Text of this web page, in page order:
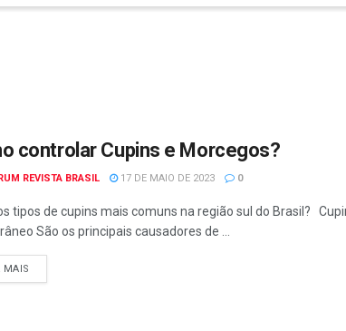
controlar Cupins e Morcegos?
REVISTA BRASIL 17 DE MAIO DE 2023 0
tipos de cupins mais comuns na região sul do Brasil?
São os principais causadores de ...
MAIS